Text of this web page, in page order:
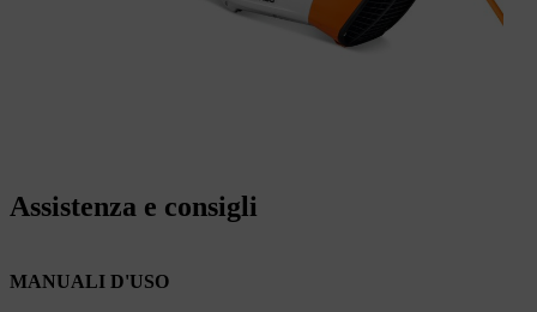
Assistenza e consigli
MANUALI D'USO